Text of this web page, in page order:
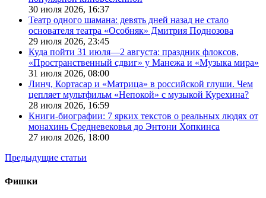
30 июля 2026, 16:37
Театр одного шамана: девять дней назад не стало
основателя театра «Особняк» Дмитрия Поднозова
29 июля 2026, 23:45
Куда пойти 31 июля—2 августа: праздник флоксов,
«Пространственный сдвиг» у Манежа и «Музыка мира»
31 июля 2026, 08:00
Линч, Кортасар и «Матрица» в российской глуши. Чем
цепляет мультфильм «Непокой» с музыкой Курехина?
28 июля 2026, 16:59
Книги-биографии: 7 ярких текстов о реальных людях от
монахинь Средневековья до Энтони Хопкинса
27 июля 2026, 18:00
Предыдущие статьи
Фишки